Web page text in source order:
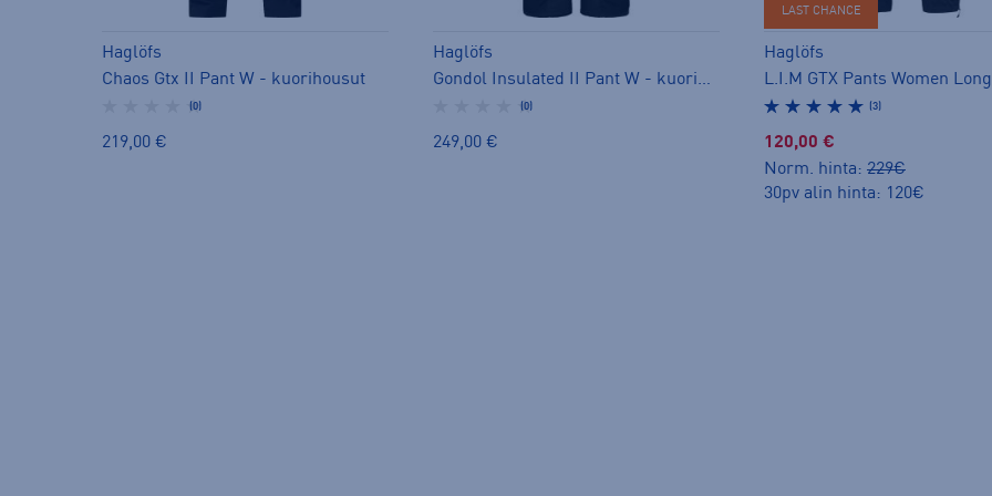
Haglöfs
Chaos Gtx II Pant W - kuorihousut
(0)
219,00 €
Haglöfs
Gondol Insulated II Pant W - kuorihousut
(0)
249,00 €
LAST CHANCE
Haglöfs
(3)
120,00 €
Norm. hinta: 229€
30pv alin hinta: 120€